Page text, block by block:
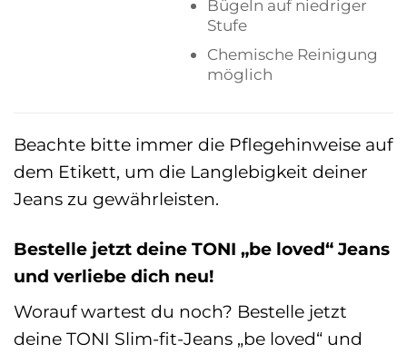
Bügeln auf niedriger
Stufe
Chemische Reinigung
möglich
Beachte bitte immer die Pflegehinweise auf
dem Etikett, um die Langlebigkeit deiner
Jeans zu gewährleisten.
Bestelle jetzt deine TONI „be loved“ Jeans
und verliebe dich neu!
Worauf wartest du noch? Bestelle jetzt
deine TONI Slim-fit-Jeans „be loved“ und